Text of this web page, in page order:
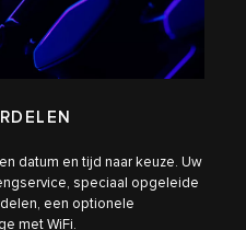
datum en tijd naar keuze. Uw
speciaal opgeleide
een optionele
met WiFi.